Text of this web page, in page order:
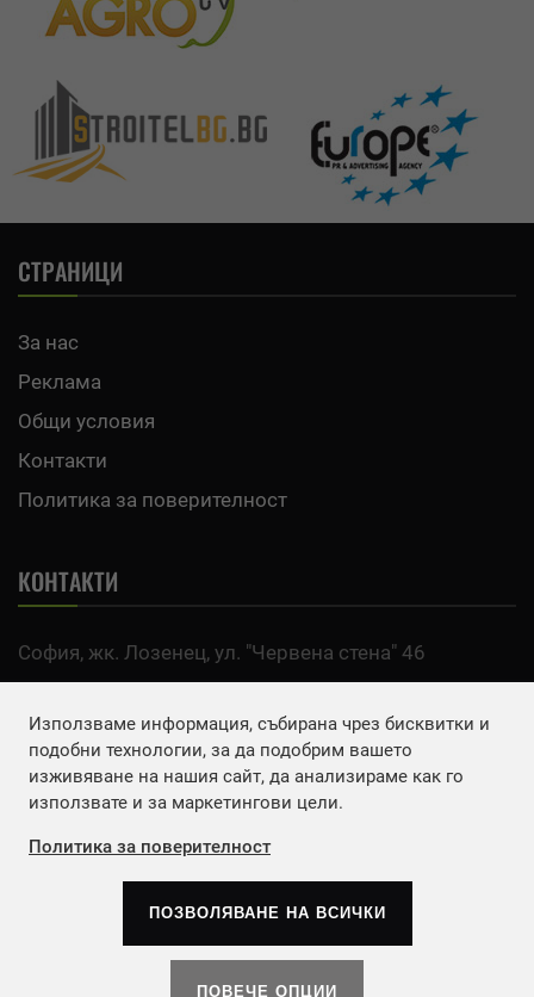
СТРАНИЦИ
За нас
Реклама
Общи условия
Контакти
Политика за поверителност
КОНТАКТИ
София, жк. Лозенец, ул. "Червена стена" 46
Email: office@agro.bg
FACEBOOK
Copyrights © 2026Агенция Европа ЕООД
права запазени.
Използваме информация, събирана чрез бисквитки и
подобни технологии, за да подобрим вашето
изживяване на нашия сайт, да анализираме как го
използвате и за маркетингови цели.
Политика за поверителност
ПОЗВОЛЯВАНЕ НА ВСИЧКИ
ПОВЕЧЕ ОПЦИИ